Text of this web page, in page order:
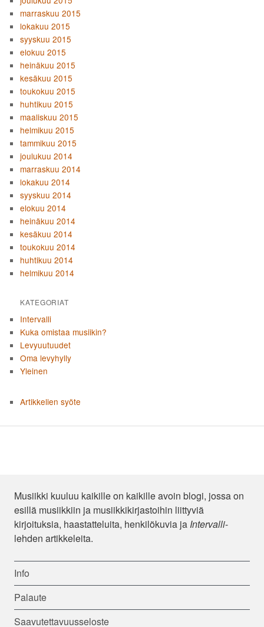
marraskuu 2015
lokakuu 2015
syyskuu 2015
elokuu 2015
heinäkuu 2015
kesäkuu 2015
toukokuu 2015
huhtikuu 2015
maaliskuu 2015
helmikuu 2015
tammikuu 2015
joulukuu 2014
marraskuu 2014
lokakuu 2014
syyskuu 2014
elokuu 2014
heinäkuu 2014
kesäkuu 2014
toukokuu 2014
huhtikuu 2014
helmikuu 2014
KATEGORIAT
Intervalli
Kuka omistaa musiikin?
Levyuutuudet
Oma levyhylly
Yleinen
Artikkelien syöte
Musiikki kuuluu kaikille on kaikille avoin blogi, jossa on
esillä musiikkiin ja musiikkikirjastoihin liittyviä
kirjoituksia, haastatteluita, henkilökuvia ja Intervalli-
lehden artikkeleita.
Info
Palaute
Saavutettavuusseloste